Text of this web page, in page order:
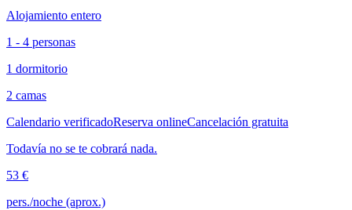
Alojamiento entero
1 - 4 personas
1 dormitorio
2 camas
Calendario verificadoReserva onlineCancelación gratuita
Todavía no se te cobrará nada.
53 €
pers./noche (aprox.)